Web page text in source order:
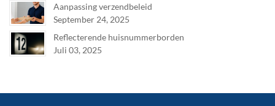
Aanpassing verzendbeleid
September 24, 2025
Reflecterende huisnummerborden
Juli 03, 2025